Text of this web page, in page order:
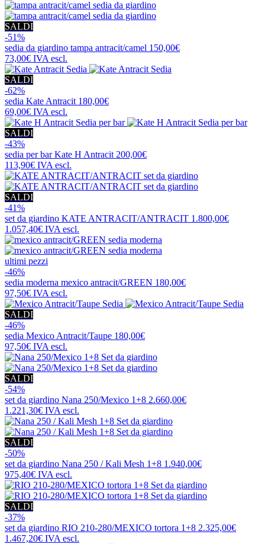
SALDI
-51%
sedia da giardino tampa antracit/camel 150,00€
73,00€ IVA escl.
SALDI
-62%
sedia Kate Antracit 180,00€
69,00€ IVA escl.
SALDI
-43%
sedia per barKate H Antracit 200,00€
113,90€ IVA escl.
SALDI
-41%
set da giardino KATE ANTRACIT/ANTRACIT 1.800,00€
1.057,40€ IVA escl.
ultimi pezzi
-46%
sedia moderna mexico antracit/GREEN 180,00€
97,50€ IVA escl.
SALDI
-46%
sedia Mexico Antracit/Taupe 180,00€
97,50€ IVA escl.
SALDI
-54%
set da giardino Nana 250/Mexico 1+8 2.660,00€
1.221,30€ IVA escl.
SALDI
-50%
set da giardino Nana 250 / Kali Mesh 1+8 1.940,00€
975,40€ IVA escl.
SALDI
-37%
set da giardino RIO 210-280/MEXICO tortora 1+8 2.325,00€
1.467,20€ IVA escl.